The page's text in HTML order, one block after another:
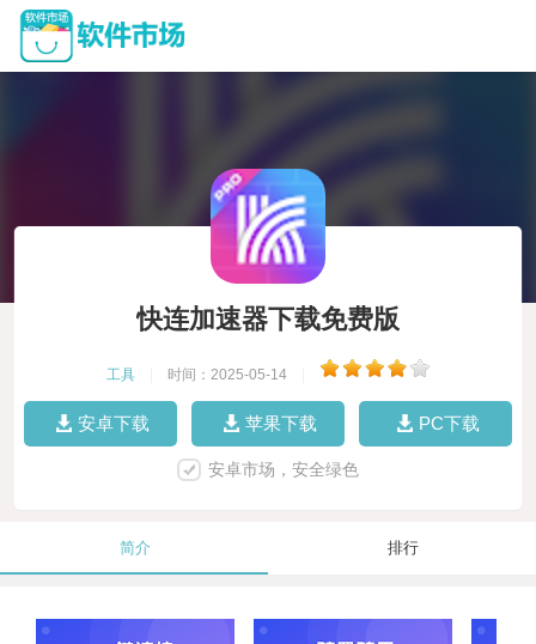
快连加速器下载免费版
工具 时间：2025-05-14
安卓下载 苹果下载 PC下载
安卓市场，安全绿色
简介 排行